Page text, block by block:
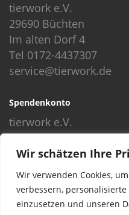
Wir schätzen Ihre
Wir verwenden Cookies,
verbessern,
einzusetzen und unseren
tierwork e.V.
29690 Büchten
Im alten Dorf 4
Tel 0172-4437307
service@tierwork.de
Spendenkonto
tierwork e.V.
Volksbank
BLZ: 24060300
Konto: 4902218000
IBAN:
BIC: GENODEF1NBU